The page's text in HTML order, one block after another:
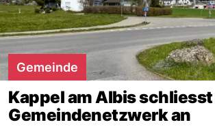
Gemeinde
Kappel am Albis
Gemeindenetzwerk an